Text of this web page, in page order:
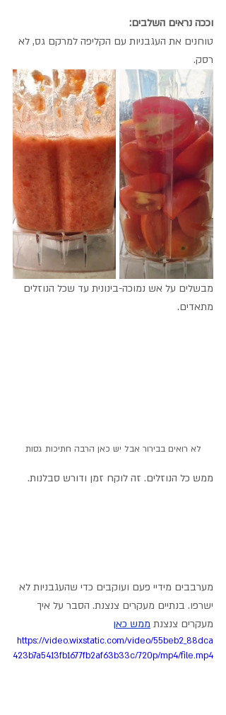
וככה נראים השלבים:
טוחנים את העגבניות עם הקליפה למרקם גס, לא
רסק.
מבשלים על אש נמוכה-בינונית עד שכל הנוזלים
מתאדים.
לא רואים בבירור אבל יש כאן הרבה חתיכות גסות
ממש כל הנוזלים. זה לוקח זמן ודורש סבלנות.
מערבבים מידיי פעם ועוקבים כדי שהעגבניות לא
ישרפו. בנתיים מעקרים צנצנת. הסבר על איך
מעקרים צנצנת ממש כאן
https://video.wixstatic.com/video/55beb2_88dca
423b7a5413fb1677fb2af63b33c/720p/mp4/file.mp4